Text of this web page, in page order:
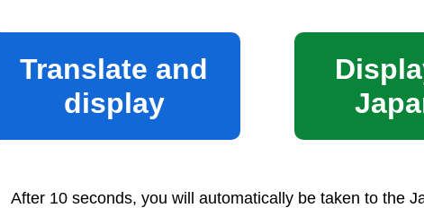
Translate and
display
After 10 seconds, you will automatically be taken to the
なし
・添付書類として、農地法第3条の契約の解約の場合